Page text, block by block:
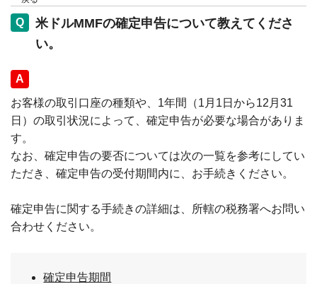
米ドルMMFの確定申告について教えてくださ
い。
回答
お客様の取引口座の種類や、1年間（1月1日から12月31
日）の取引状況によって、確定申告が必要な場合がありま
す。
なお、確定申告の要否については次の一覧を参考にしてい
ただき、確定申告の受付期間内に、お手続きください。
確定申告に関する手続きの詳細は、所轄の税務署へお問い
合わせください。
確定申告期間